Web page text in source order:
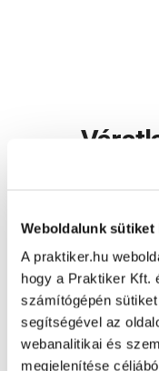
Weboldalunk sütiket
A praktiker.hu
hogy a Praktiker Kft.
számítógépén
segítségével az
webanalitikai és
megjelenítése